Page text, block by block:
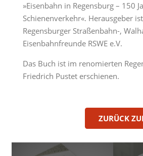
»Eisenbahn in Regensburg – 150
Schienenverkehr«. Herausgeber
Regensburger Straßenbahn-,
Eisenbahnfreunde RSWE e.V.
Das Buch ist im renomierten
Friedrich Pustet erschienen.
ZURÜCK